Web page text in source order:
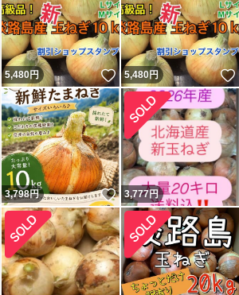
いね！
5,480円 いいね！
5,480円
いね！
3,798円 いいね！
3,777円